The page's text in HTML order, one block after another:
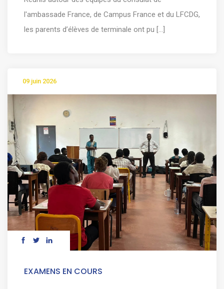
l'ambassade France, de Campus France et du LFCDG,
les parents d’élèves de terminale ont pu [...]
09 juin 2026
EXAMENS EN COURS